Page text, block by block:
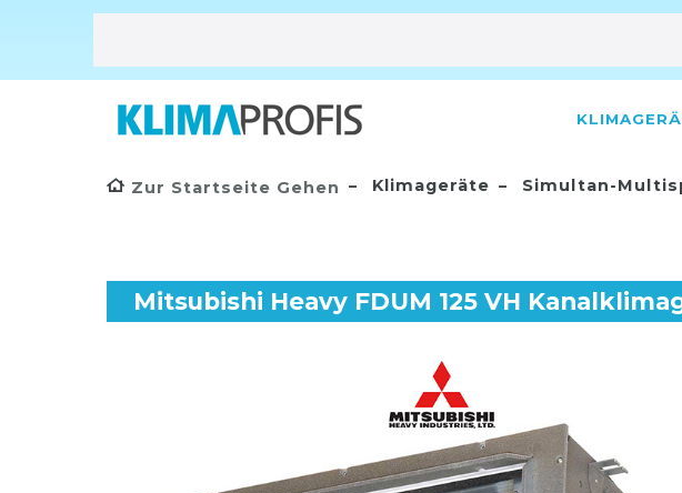
Zur Startseite Gehen Klimageräte Simultan-
Mitsubishi Heavy FDUM 125 VH